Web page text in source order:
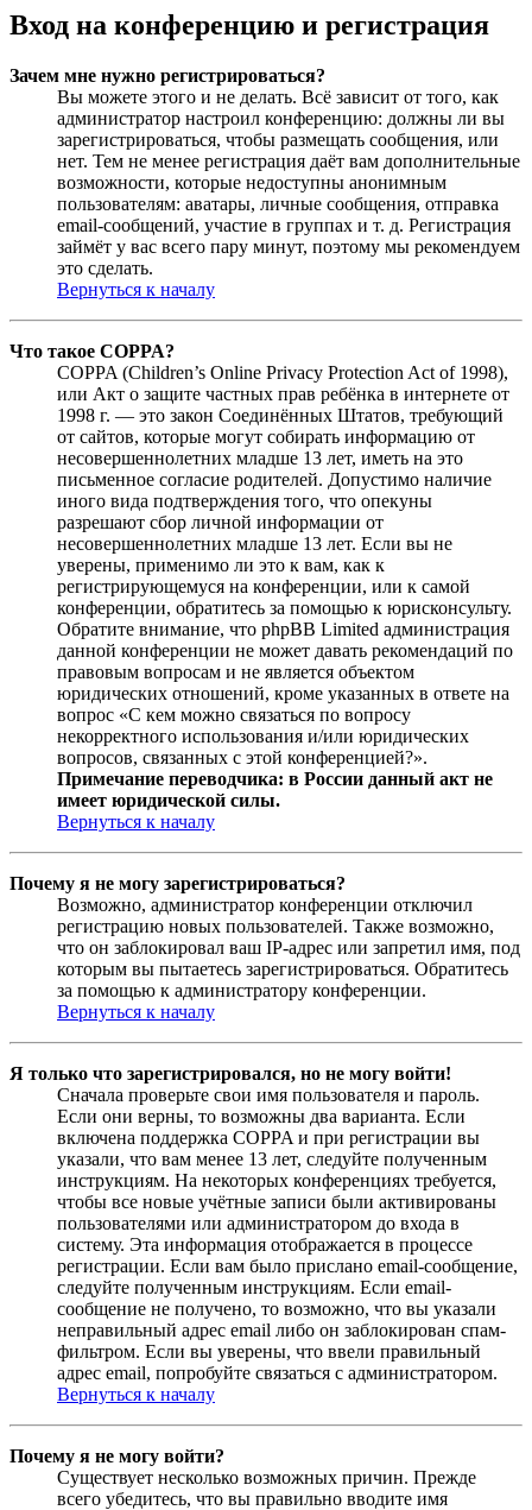
Вход на конференцию и регистрация
Зачем мне нужно регистрироваться?
Вы можете этого и не делать. Всё зависит от того, как
администратор настроил конференцию: должны ли вы
зарегистрироваться, чтобы размещать сообщения, или
нет. Тем не менее регистрация даёт вам дополнительные
возможности, которые недоступны анонимным
пользователям: аватары, личные сообщения, отправка
email-сообщений, участие в группах и т. д. Регистрация
займёт у вас всего пару минут, поэтому мы рекомендуем
это сделать.
Вернуться к началу
Что такое COPPA?
COPPA (Children’s Online Privacy Protection Act of 1998),
или Акт о защите частных прав ребёнка в интернете от
1998 г. — это закон Соединённых Штатов, требующий
от сайтов, которые могут собирать информацию от
несовершеннолетних младше 13 лет, иметь на это
письменное согласие родителей. Допустимо наличие
иного вида подтверждения того, что опекуны
разрешают сбор личной информации от
несовершеннолетних младше 13 лет. Если вы не
уверены, применимо ли это к вам, как к
регистрирующемуся на конференции, или к самой
конференции, обратитесь за помощью к юрисконсульту.
Обратите внимание, что phpBB Limited администрация
данной конференции не может давать рекомендаций по
правовым вопросам и не является объектом
юридических отношений, кроме указанных в ответе на
вопрос «С кем можно связаться по вопросу
некорректного использования и/или юридических
вопросов, связанных с этой конференцией?».
Примечание переводчика: в России данный акт не
имеет юридической силы.
Вернуться к началу
Почему я не могу зарегистрироваться?
Возможно, администратор конференции отключил
регистрацию новых пользователей. Также возможно,
что он заблокировал ваш IP-адрес или запретил имя, под
которым вы пытаетесь зарегистрироваться. Обратитесь
за помощью к администратору конференции.
Вернуться к началу
Я только что зарегистрировался, но не могу войти!
Сначала проверьте свои имя пользователя и пароль.
Если они верны, то возможны два варианта. Если
включена поддержка COPPA и при регистрации вы
указали, что вам менее 13 лет, следуйте полученным
инструкциям. На некоторых конференциях требуется,
чтобы все новые учётные записи были активированы
пользователями или администратором до входа в
систему. Эта информация отображается в процессе
регистрации. Если вам было прислано email-сообщение,
следуйте полученным инструкциям. Если email-
сообщение не получено, то возможно, что вы указали
неправильный адрес email либо он заблокирован спам-
фильтром. Если вы уверены, что ввели правильный
адрес email, попробуйте связаться с администратором.
Вернуться к началу
Почему я не могу войти?
Существует несколько возможных причин. Прежде
всего убедитесь, что вы правильно вводите имя